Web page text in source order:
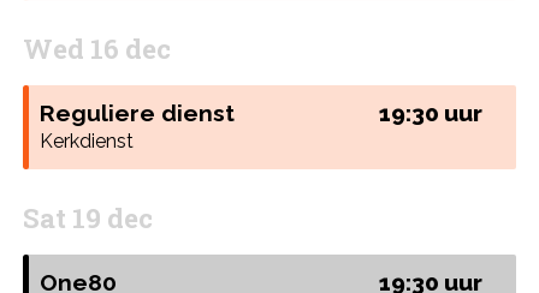
Wed 16 dec
Reguliere dienst 19:30 uur
Kerkdienst
Sat 19 dec
One80 19:30 uur